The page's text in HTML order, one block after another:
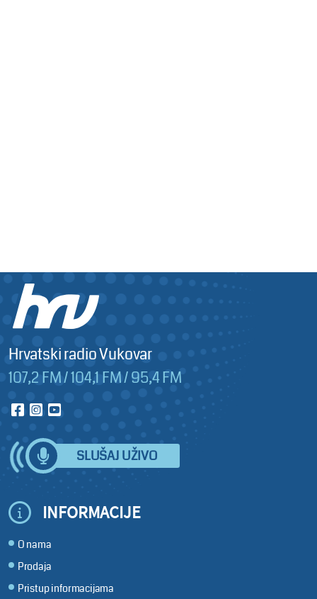
Hrvatski radio Vukovar
107,2 FM / 104,1 FM / 95,4 FM
SLUŠAJ UŽIVO
INFORMACIJE
O nama
Prodaja
Pristup informacijama